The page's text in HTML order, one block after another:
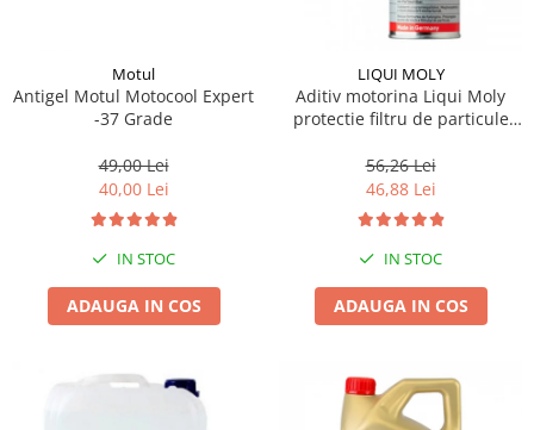
Motul
Antigel Motul Motocool Expert
-37 Grade
49,00 Lei
40,00 Lei
IN STOC
ADAUGA IN COS
LIQUI MOLY
Aditiv motorina Liqui Moly
protectie filtru de particule
56,26 Lei
46,88 Lei
IN STOC
ADAUGA IN COS